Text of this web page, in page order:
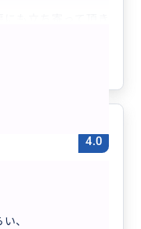
いです。
4.0
、